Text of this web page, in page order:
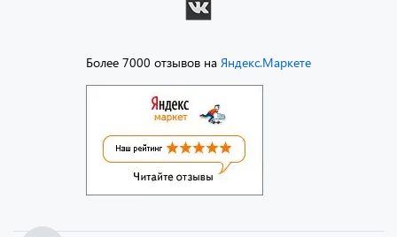
Более 7000 отзывов на Яндекс.Маркете